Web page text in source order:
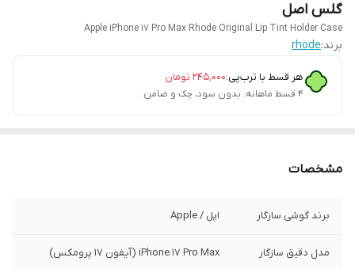
گلس اصل
Apple iPhone 17 Pro Max Rhode Original Lip Tint Holder Case
برند:rhode
هر قسط با ترب‌پی:۲۴۵٬۰۰۰ تومان
۴ قسط ماهانه. بدون سود، چک و ضامن.
مشخصات
برند گوشی سازگار اپل / Apple
مدل دقیق سازگار iPhone 17 Pro Max (آیفون ۱۷ پرومکس)